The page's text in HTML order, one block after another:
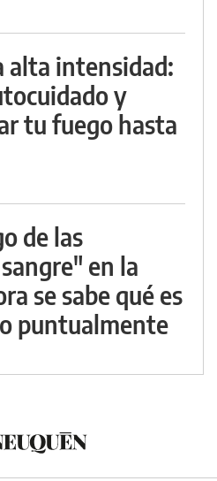
alta intensidad:
y
tu fuego hasta
de las
en la
se sabe qué es
puntualmente